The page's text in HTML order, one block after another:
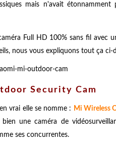
mais n'avait
Full HD 100% sans fil avec
nous vous expliquons tout ça ci-
Security Cam
vrai elle se nomme : Mi Wireless
une caméra de
ses concurrentes.